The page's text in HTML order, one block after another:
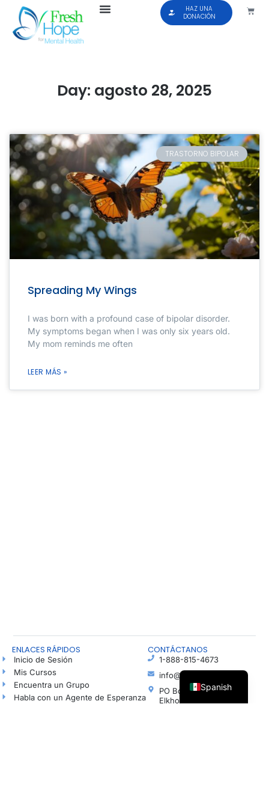
HAZ UNA
DONACIÓN
Day: agosto 28, 2025
TRASTORNO BIPOLAR
Spreading My Wings
I was born with a profound case of bipolar disorder.
My symptoms began when I was only six years old.
My mom reminds me often
LEER MÁS »
ENLACES RÁPIDOS
Inicio de Sesión
Mis Cursos
Encuentra un Grupo
Habla con un Agente de Esperanza
CONTÁCTANOS
1-888-815-4673
info@freshhope.us
PO Box 5
Elkhorn NE 68022
Spanish